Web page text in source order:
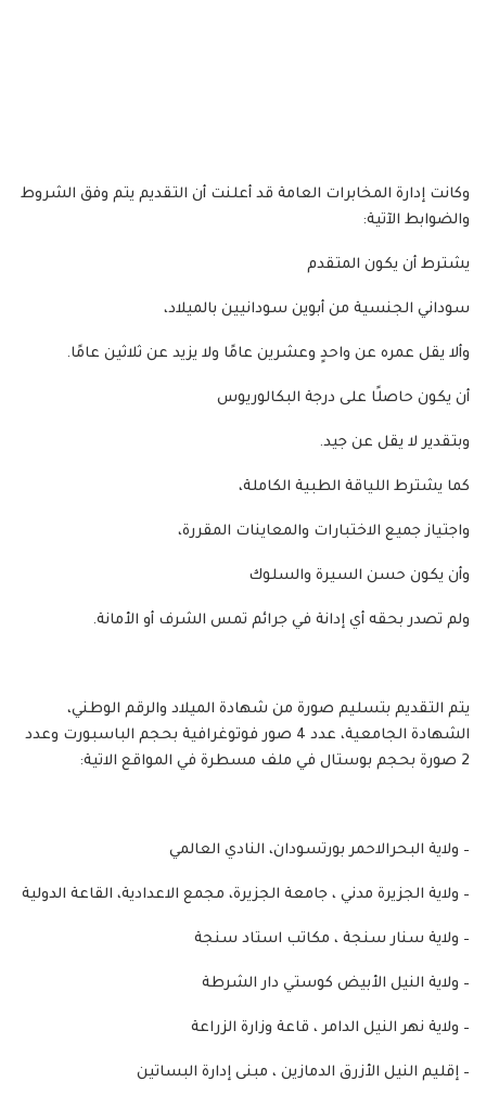
وكانت إدارة المخابرات العامة قد أعلنت أن التقديم يتم وفق الشروط
والضوابط الآتية:
يشترط أن يكون المتقدم
سوداني الجنسية من أبوين سودانيين بالميلاد،
وألا يقل عمره عن واحدٍ وعشرين عامًا ولا يزيد عن ثلاثين عامًا.
أن يكون حاصلًا على درجة البكالوريوس
وبتقدير لا يقل عن جيد.
كما يشترط اللياقة الطبية الكاملة،
واجتياز جميع الاختبارات والمعاينات المقررة،
وأن يكون حسن السيرة والسلوك
ولم تصدر بحقه أي إدانة في جرائم تمس الشرف أو الأمانة.
يتم التقديم بتسليم صورة من شهادة الميلاد والرقم الوطني،
الشهادة الجامعية، عدد 4 صور فوتوغرافية بحجم الباسبورت وعدد
2 صورة بحجم بوستال في ملف مسطرة في المواقع الاتية:
– ولاية البحرالاحمر بورتسودان، النادي العالمي
– ولاية الجزيرة مدني ، جامعة الجزيرة، مجمع الاعدادية، القاعة الدولية
– ولاية سنار سنجة ، مكاتب استاد سنجة
– ولاية النيل الأبيض كوستي دار الشرطة
– ولاية نهر النيل الدامر ، قاعة وزارة الزراعة
– إقليم النيل الأزرق الدمازين ، مبنى إدارة البساتين